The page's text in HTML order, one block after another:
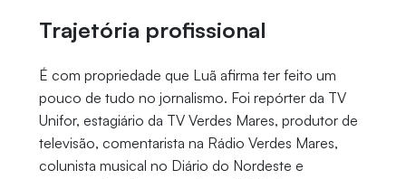
Trajetória profissional
É com propriedade que Luã afirma ter feito um
pouco de tudo no jornalismo. Foi repórter da TV
Unifor, estagiário da TV Verdes Mares, produtor de
televisão, comentarista na Rádio Verdes Mares,
colunista musical no Diário do Nordeste e